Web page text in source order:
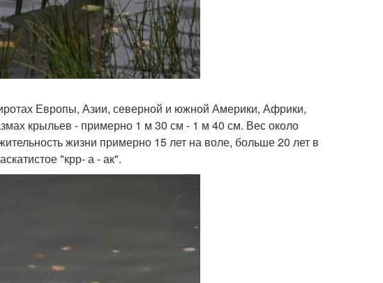
Европы, Азии, северной и южной Америки, Африки,
крыльев - примерно 1 м 30 см - 1 м 40 см. Вес около
жизни примерно 15 лет на воле, больше 20 лет в
"крр- а - ак".